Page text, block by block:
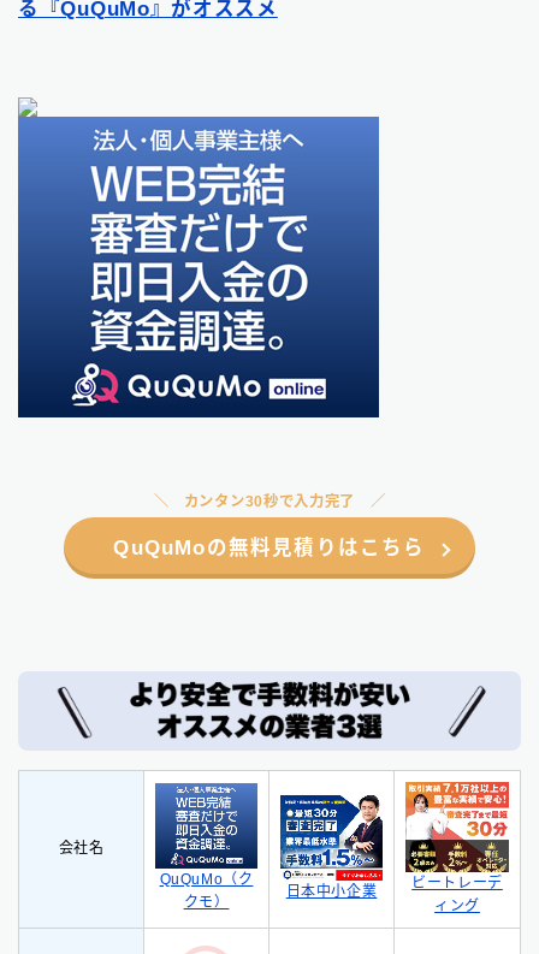
る『QuQuMo』がオススメ
カンタン30秒で入力完了
QuQuMoの無料見積りはこちら
会社名
QuQuMo（ク
クモ）
日本中小企業
ビートレーデ
ィング